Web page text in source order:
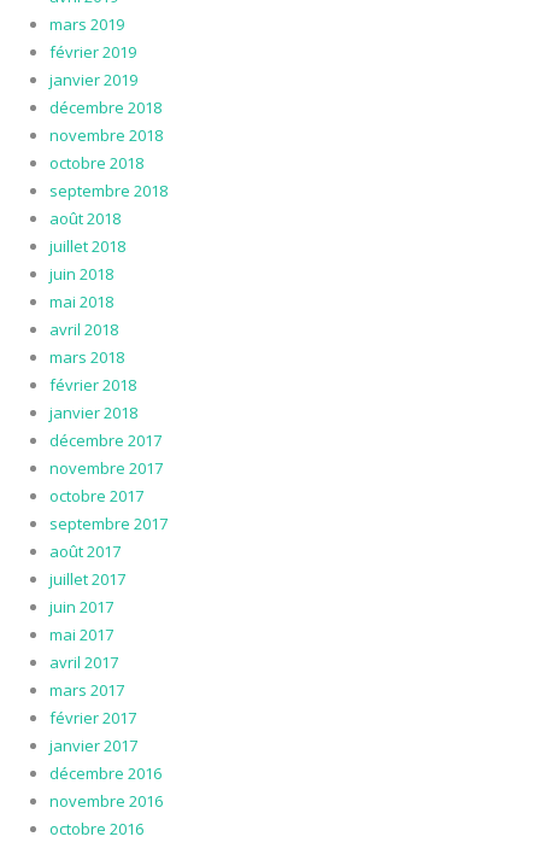
mars 2019
février 2019
janvier 2019
décembre 2018
novembre 2018
octobre 2018
septembre 2018
août 2018
juillet 2018
juin 2018
mai 2018
avril 2018
mars 2018
février 2018
janvier 2018
décembre 2017
novembre 2017
octobre 2017
septembre 2017
août 2017
juillet 2017
juin 2017
mai 2017
avril 2017
mars 2017
février 2017
janvier 2017
décembre 2016
novembre 2016
octobre 2016